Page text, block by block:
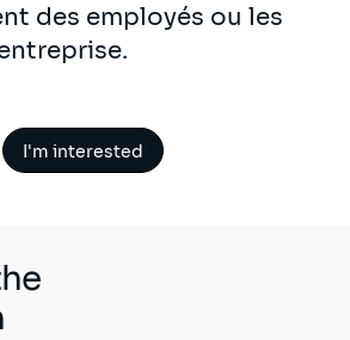
des employés ou les
I'm interested